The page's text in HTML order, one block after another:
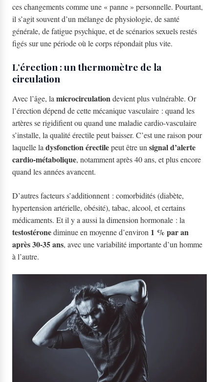
ces changements comme une « panne » personnelle. Pourtant,
il s’agit souvent d’un mélange de physiologie, de santé
générale, de fatigue psychique, et de scénarios sexuels restés
figés sur une période où le corps répondait plus vite.
L’érection : un thermomètre de la
circulation
Avec l’âge, la microcirculationdevient plus vulnérable. Or
l’érection dépend de cette mécanique vasculaire : quand les
artères se rigidifient ou quand une maladie cardio-vasculaire
s’installe, la qualité érectile peut baisser. C’est une raison pour
laquelle la dysfonction érectilepeut être un signal d’alerte
cardio-métabolique, notamment après 40 ans, et plus encore
quand les années avancent.
D’autres facteurs s’additionnent : comorbidités (diabète,
hypertension artérielle, obésité), tabac, alcool, et certains
médicaments. Et il y a aussi la dimension hormonale : la
testostéronediminue en moyenne d’environ 1 % par an
après 30-35 ans, avec une variabilité importante d’un homme
à l’autre.